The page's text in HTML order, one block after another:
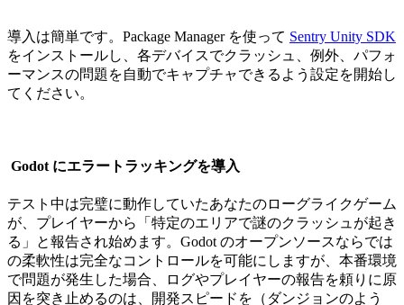
導入は簡単です。Package Manager を使って Sentry Unity SDK
をインストールし、各デバイスでクラッシュ、例外、パフォ
ーマンスの問題を自動でキャプチャできるよう設定を開始し
てください。
Godot にエラートラッキングを導入
テスト中は完璧に動作していたあなたのローグライクゲーム
が、プレイヤーから「特定のエリアで謎のクラッシュが起き
る」と報告され始めます。Godot のオープンソースならでは
の柔軟性は完全なコントロールを可能にしますが、本番環境
で問題が発生した場合、ログやプレイヤーの報告を頼りに原
因を突き止めるのは、開発スピードを（ダンジョンのよう